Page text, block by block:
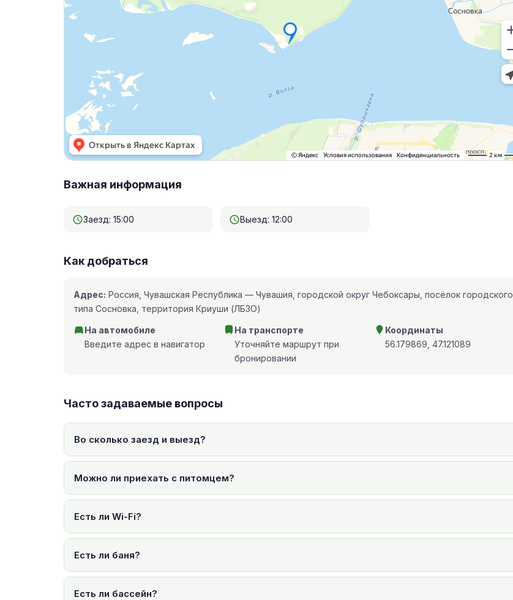
Важная информация
Заезд: 15:00 Выезд: 12:00
Как добраться
Адрес: Россия, Чувашская Республика — Чувашия, городской округ Чебоксары, посёлок городского
типа Сосновка, территория Криуши (ЛБЗО)
На автомобиле
Введите адрес в навигатор
На транспорте
Уточняйте маршрут при
бронировании
Координаты
56.179869, 47.121089
Часто задаваемые вопросы
Во сколько заезд и выезд?
Можно ли приехать с питомцем?
Есть ли Wi-Fi?
Есть ли баня?
Есть ли бассейн?